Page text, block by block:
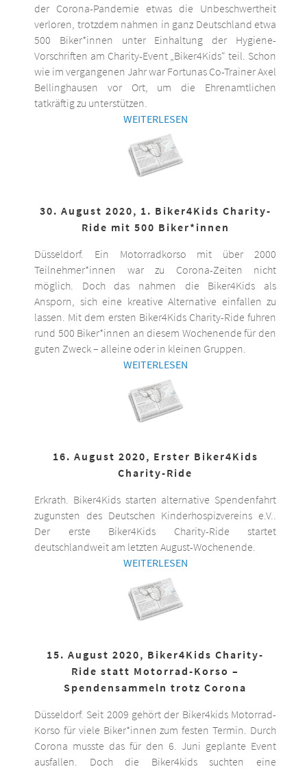
der Corona-Pandemie etwas die Unbeschwertheit
verloren, trotzdem nahmen in ganz Deutschland etwa
500 Biker*innen unter Einhaltung der Hygiene-
Vorschriften am Charity-Event „Biker4Kids“ teil. Schon
wie im vergangenen Jahr war Fortunas Co-Trainer Axel
Bellinghausen vor Ort, um die Ehrenamtlichen
tatkräftig zu unterstützen.
WEITERLESEN
30. August 2020, 1. Biker4Kids Charity-
Ride mit 500 Biker*innen
Düsseldorf. Ein Motorradkorso mit über 2000
Teilnehmer*innen war zu Corona-Zeiten nicht
möglich. Doch das nahmen die Biker4Kids als
Ansporn, sich eine kreative Alternative einfallen zu
lassen. Mit dem ersten Biker4Kids Charity-Ride fuhren
rund 500 Biker*innen an diesem Wochenende für den
guten Zweck – alleine oder in kleinen Gruppen.
WEITERLESEN
16. August 2020, Erster Biker4Kids
Charity-Ride
Erkrath. Biker4Kids starten alternative Spendenfahrt
zugunsten des Deutschen Kinderhospizvereins e.V..
Der erste Biker4Kids Charity-Ride startet
deutschlandweit am letzten August-Wochenende.
WEITERLESEN
15. August 2020, Biker4Kids Charity-
Ride statt Motorrad-Korso –
Spendensammeln trotz Corona
Düsseldorf. Seit 2009 gehört der Biker4kids Motorrad-
Korso für viele Biker*innen zum festen Termin. Durch
Corona musste das für den 6. Juni geplante Event
ausfallen. Doch die Biker4kids suchten eine